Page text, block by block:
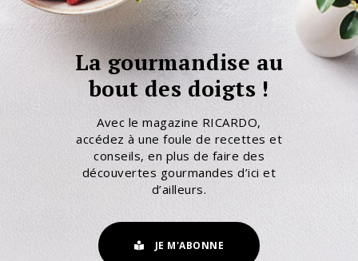
La gourmandise au
bout des doigts !
Avec le magazine RICARDO,
accédez à une foule de recettes et
conseils, en plus de faire des
découvertes gourmandes d’ici et
d’ailleurs.
JE M'ABONNE